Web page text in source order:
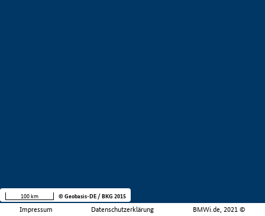
Impressum Datenschutzerklärung BMWi.de, 2021 ©
100 km © Geobasis-DE / BKG 2015